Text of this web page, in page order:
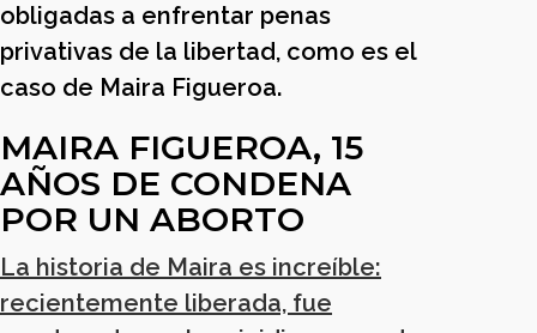
obligadas a enfrentar penas
privativas de la libertad, como es el
caso de Maira Figueroa.
MAIRA FIGUEROA, 15
AÑOS DE CONDENA
POR UN ABORTO
La historia de Maira es increíble:
recientemente liberada, fue